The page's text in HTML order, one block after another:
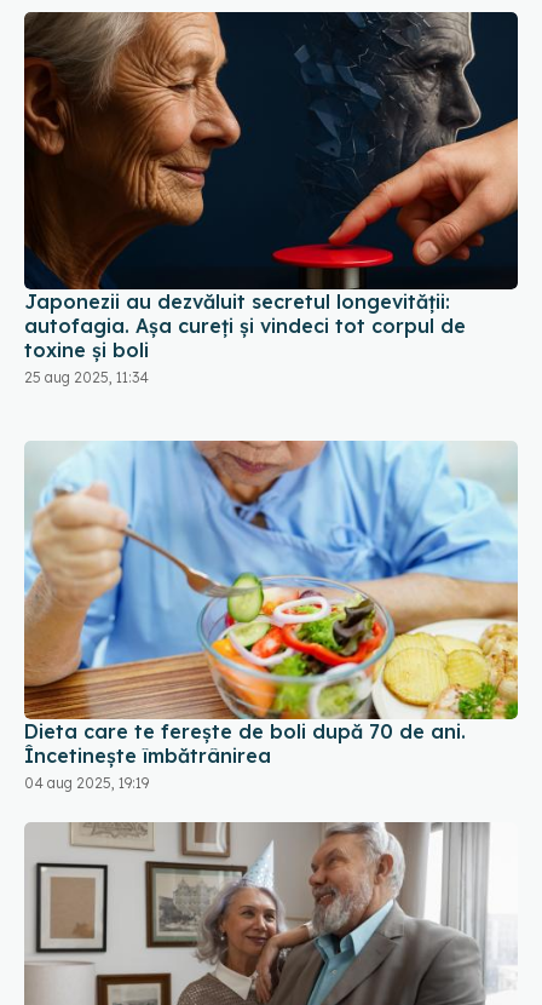
Japonezii au dezvăluit secretul longevității:
autofagia. Așa cureți și vindeci tot corpul de
toxine și boli
25 aug 2025, 11:34
Dieta care te ferește de boli după 70 de ani.
Încetinește îmbătrânirea
04 aug 2025, 19:19